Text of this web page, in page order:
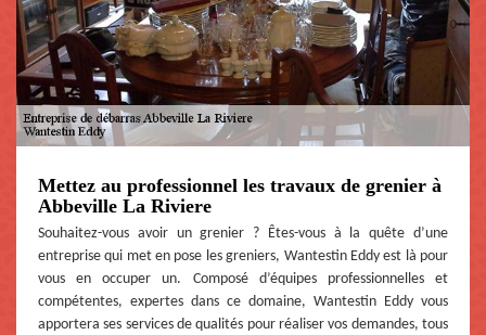
Mettez au professionnel les travaux de grenier à
Abbeville La Riviere
Souhaitez-vous avoir un grenier ? Êtes-vous à la quête d’une
entreprise qui met en pose les greniers, Wantestin Eddy est là pour
vous en occuper un. Composé d’équipes professionnelles et
compétentes, expertes dans ce domaine, Wantestin Eddy vous
apportera ses services de qualités pour réaliser vos demandes, tous